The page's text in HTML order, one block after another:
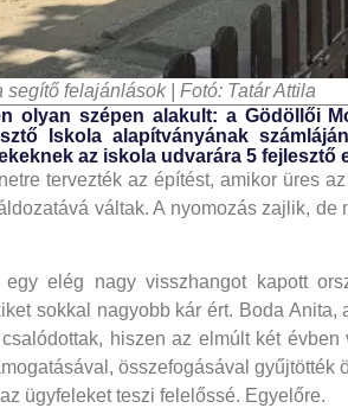
segítő felajánlások | Fotó: Tatár Attila
olyan szépen alakult: a Gödöllői
Iskola alapítványának
az iskola udvarára 5 fejlesztő
tervezték az építést, amikor üres
váltak. A nyomozás zajlik,
egy elég nagy visszhangot kapott
sokkal nagyobb kár ért. Boda
hiszen az elmúlt két
összefogásával gyűjtötték
ügyfeleket teszi felelőssé. Egyelőre.